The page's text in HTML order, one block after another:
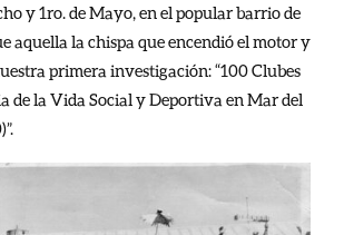
y 1ro. de Mayo, en el popular barrio de
aquella la chispa que encendió el motor y
primera investigación: “100 Clubes
de la Vida Social y Deportiva en Mar del